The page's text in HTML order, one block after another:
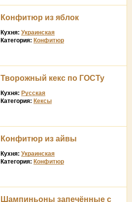
Конфитюр из яблок
Кухня: Украинская
Категория: Конфитюр
Творожный кекс по ГОСТу
Кухня: Русская
Категория: Кексы
Конфитюр из айвы
Кухня: Украинская
Категория: Конфитюр
Шампиньоны запечённые с